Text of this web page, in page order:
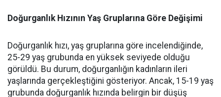
Doğurganlık Hızının Yaş Gruplarına Göre Değişimi
Doğurganlık hızı, yaş gruplarına göre incelendiğinde,
25-29 yaş grubunda en yüksek seviyede olduğu
görüldü. Bu durum, doğurganlığın kadınların ileri
yaşlarında gerçekleştiğini gösteriyor. Ancak, 15-19 yaş
grubunda doğurganlık hızında belirgin bir düşüş